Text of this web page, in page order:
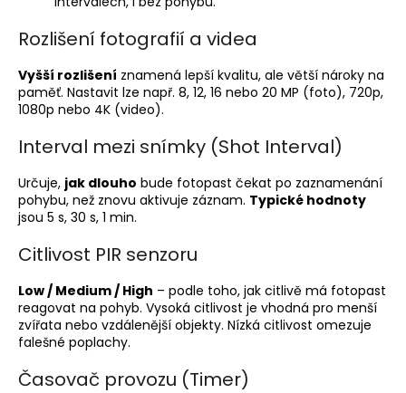
Rozlišení fotografií a videa
Vyšší rozlišení znamená lepší kvalitu, ale větší nároky na
paměť. Nastavit lze např. 8, 12, 16 nebo 20 MP (foto), 720p,
1080p nebo 4K (video).
Interval mezi snímky (Shot Interval)
Určuje, jak dlouho bude fotopast čekat po zaznamenání
pohybu, než znovu aktivuje záznam. Typické hodnoty
jsou 5 s, 30 s, 1 min.
Citlivost PIR senzoru
Low / Medium / High – podle toho, jak citlivě má fotopast
reagovat na pohyb. Vysoká citlivost je vhodná pro menší
zvířata nebo vzdálenější objekty. Nízká citlivost omezuje
falešné poplachy.
Časovač provozu (Timer)